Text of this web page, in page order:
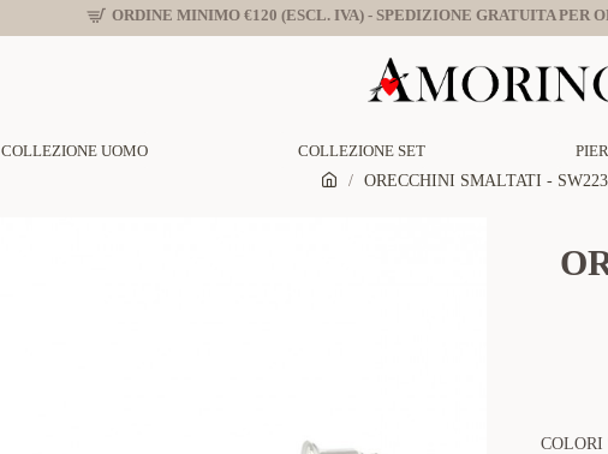
ORDINE MINIMO €120 (ESCL. IVA) - SPEDIZIONE GRATUITA PER
COLLEZIONE UOMO COLLEZIONE SET
ORECCHINI SMALTATI -
COLORI